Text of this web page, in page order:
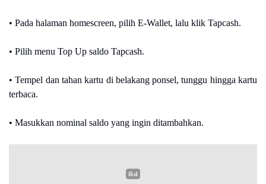
• Pada halaman homescreen, pilih E-Wallet, lalu klik Tapcash.
• Pilih menu Top Up saldo Tapcash.
• Tempel dan tahan kartu di belakang ponsel, tunggu hingga kartu
terbaca.
• Masukkan nominal saldo yang ingin ditambahkan.